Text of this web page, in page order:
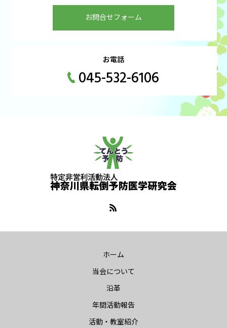
お問合せフォーム
お電話
045-532-6106
ホーム
当会について
沿革
年間活動報告
活動・教室紹介